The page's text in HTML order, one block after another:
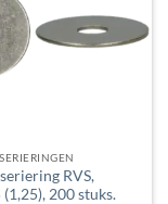
RVS,
200 stuks.